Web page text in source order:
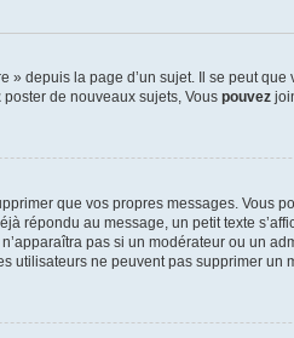
depuis la page d’un sujet. Il se peut
poster de nouveaux sujets, Vous pouvez
que vos propres messages.
répondu au message, un petit texte
pas si un modérateur ou un
ne peuvent pas supprimer un